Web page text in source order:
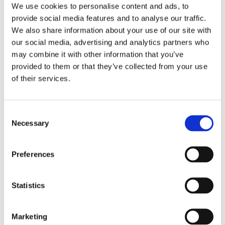
We use cookies to personalise content and ads, to
provide social media features and to analyse our traffic.
We also share information about your use of our site with
our social media, advertising and analytics partners who
may combine it with other information that you’ve
provided to them or that they’ve collected from your use
of their services.
Selection
Necessary
Preferences
Statistics
Marketing
organisationen.
ESL Shipping tar steget mot
egen börsnotering
Finnlines ökar vinsten trots
högt kostnadstryck